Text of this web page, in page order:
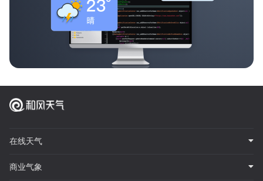
在线天气
商业气象